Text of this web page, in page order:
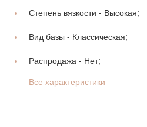
Степень вязкости - Высокая;
Вид базы - Классическая;
Распродажа - Нет;
Все характеристики